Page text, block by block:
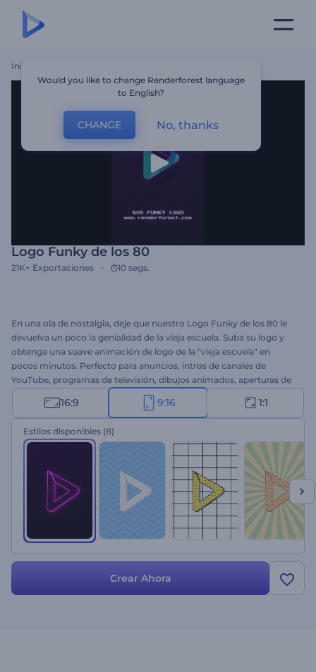
Inicio
Logo Funky de los 80
21K+ Exportaciones 10 segs.
En una ola de nostalgia, deje que nuestro Logo Funky de los 80 le
devuelva un poco la genialidad de la vieja escuela. Suba su logo y
obtenga una suave animación de logo de la "vieja escuela" en
pocos minutos. Perfecto para anuncios, intros de canales de
YouTube, programas de televisión, dibujos animados, aperturas de
películas y mucho más. ¡Adopte este estilo funky y cree la
animación de su logo hoy mismo!
16:9 9:16 1:1
Estilos disponibles (8)
Crear Ahora
Would you like to change Renderforest language
to English?
CHANGE No, thanks